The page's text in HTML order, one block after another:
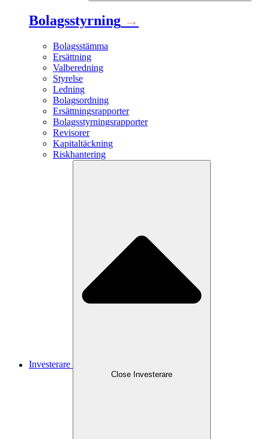
Bolagsstyrning →
Bolagsstämma
Ersättning
Valberedning
Styrelse
Ledning
Bolagsordning
Ersättningsrapporter
Bolagsstyrningsrapporter
Revisorer
Kapitaltäckning
Riskhantering
Investerare
Close Investerare